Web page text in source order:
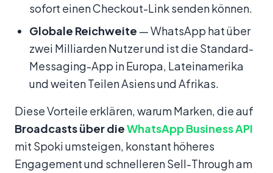
sofort einen Checkout-Link senden können.
Globale Reichweite — WhatsApp hat über
zwei Milliarden Nutzer und ist die Standard-
Messaging-App in Europa, Lateinamerika
und weiten Teilen Asiens und Afrikas.
Diese Vorteile erklären, warum Marken, die auf
Broadcasts über dieWhatsApp Business API
mit Spoki umsteigen, konstant höheres
Engagement und schnelleren Sell-Through am